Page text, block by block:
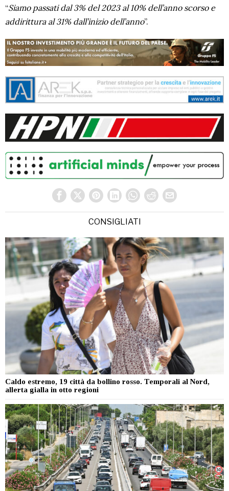
“Siamo passati dal 3% del 2023 al 10% dell’anno scorso e
addirittura al 31% dall’inizio dell’anno”.
CONSIGLIATI
Caldo estremo, 19 città da bollino rosso. Temporali al Nord,
allerta gialla in otto regioni